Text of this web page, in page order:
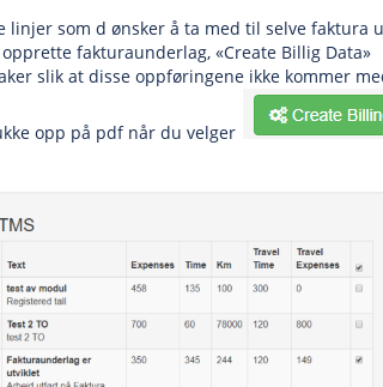
linjer som d ønsker å ta med til selve faktura
fakturaunderlag, «Create Billig Data»
slik at disse oppføringene ikke kommer
opp på pdf når du velger